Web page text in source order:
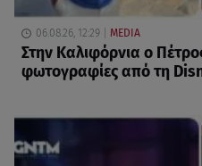
06.08.26, 12:29 MEDIA
Στην Καλιφόρνια ο
φωτογραφίες από τη